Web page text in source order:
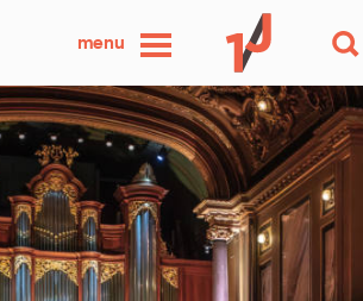
menu